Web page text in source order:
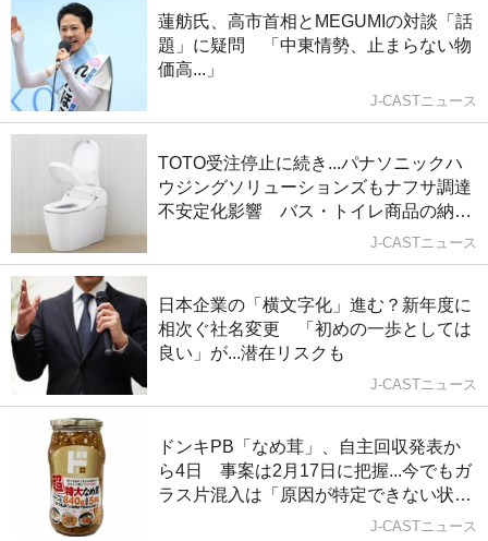
蓮舫氏、高市首相とMEGUMIの対談「話
題」に疑問 「中東情勢、止まらない物
価高...」
J-CASTニュース
TOTO受注停止に続き...パナソニックハ
ウジングソリューションズもナフサ調達
不安定化影響 バス・トイレ商品の納期
J-CASTニュース
日本企業の「横文字化」進む？新年度に
相次ぐ社名変更 「初めの一歩としては
良い」が...潜在リスクも
J-CASTニュース
ドンキPB「なめ茸」、自主回収発表か
ら4日 事案は2月17日に把握...今でもガ
ラス片混入は「原因が特定できない状
J-CASTニュース